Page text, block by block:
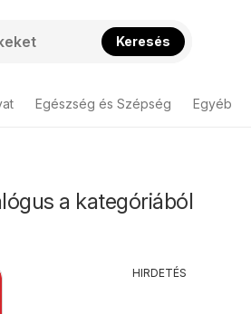
Keresés
Egészség és Szépség Egyéb
a kategóriából
HIRDETÉS